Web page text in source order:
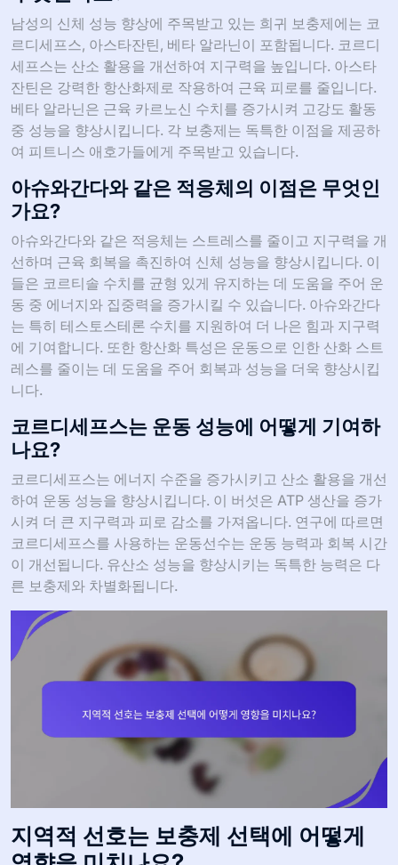
남성의 신체 성능 향상에 주목받고 있는 희귀 보충제에는 코
르디세프스, 아스타잔틴, 베타 알라닌이 포함됩니다. 코르디
세프스는 산소 활용을 개선하여 지구력을 높입니다. 아스타
잔틴은 강력한 항산화제로 작용하여 근육 피로를 줄입니다.
베타 알라닌은 근육 카르노신 수치를 증가시켜 고강도 활동
중 성능을 향상시킵니다. 각 보충제는 독특한 이점을 제공하
여 피트니스 애호가들에게 주목받고 있습니다.
아슈와간다와 같은 적응체의 이점은 무엇인
가요?
아슈와간다와 같은 적응체는 스트레스를 줄이고 지구력을 개
선하며 근육 회복을 촉진하여 신체 성능을 향상시킵니다. 이
들은 코르티솔 수치를 균형 있게 유지하는 데 도움을 주어 운
동 중 에너지와 집중력을 증가시킬 수 있습니다. 아슈와간다
는 특히 테스토스테론 수치를 지원하여 더 나은 힘과 지구력
에 기여합니다. 또한 항산화 특성은 운동으로 인한 산화 스트
레스를 줄이는 데 도움을 주어 회복과 성능을 더욱 향상시킵
니다.
코르디세프스는 운동 성능에 어떻게 기여하
나요?
코르디세프스는 에너지 수준을 증가시키고 산소 활용을 개선
하여 운동 성능을 향상시킵니다. 이 버섯은 ATP 생산을 증가
시켜 더 큰 지구력과 피로 감소를 가져옵니다. 연구에 따르면
코르디세프스를 사용하는 운동선수는 운동 능력과 회복 시간
이 개선됩니다. 유산소 성능을 향상시키는 독특한 능력은 다
른 보충제와 차별화됩니다.
지역적 선호는 보충제 선택에 어떻게